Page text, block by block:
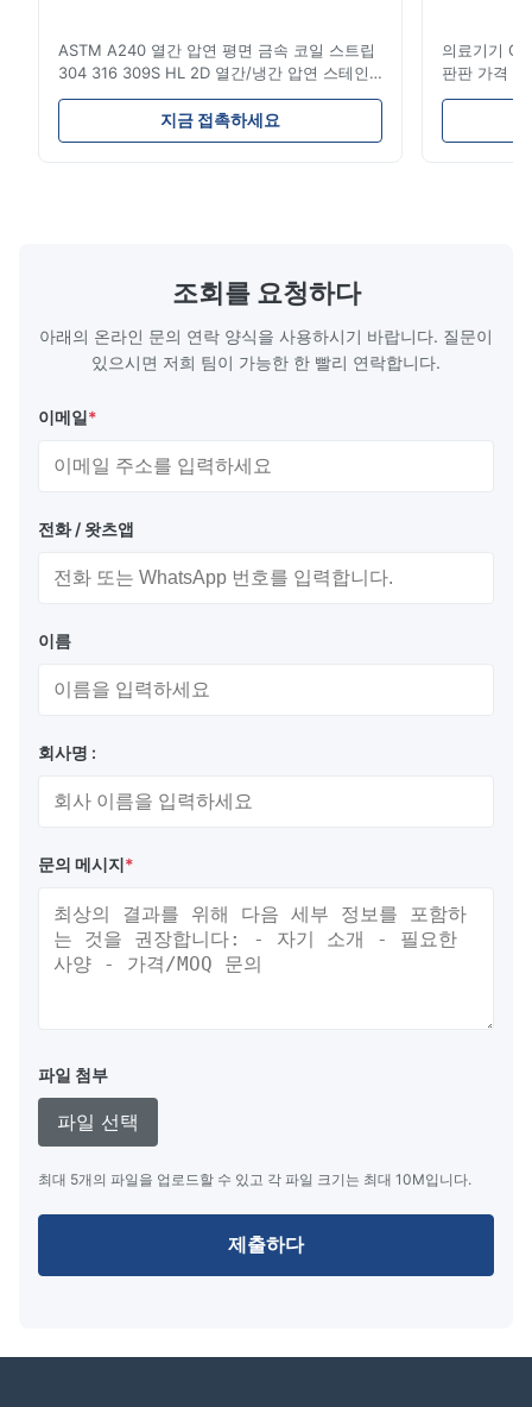
ASTM A240 열간 압연 평면 금속 코일 스트립
304 316 309S HL 2D 열간/냉간 압연 스테인
리스 스틸 코일 스트립 304 316 309S 310
310S 316L 321 ASTM A240 제품 사양 제품명
스테인리스 스틸 코일 / 스트립 사양 두께: 열간
지금 접촉하세요
의료기기 Cr
판판 가격
인레스 스
합금 요소로
조회를 요청하다
아래의 온라인 문의 연락 양식을 사용하시기 바랍니다. 질문이
있으시면 저희 팀이 가능한 한 빨리 연락합니다.
이메일*
전화 / 왓츠앱
이름
회사명 :
문의 메시지*
파일 첨부
파일 선택
최대 5개의 파일을 업로드할 수 있고 각 파일 크기는 최대 10M입니다.
제출하다